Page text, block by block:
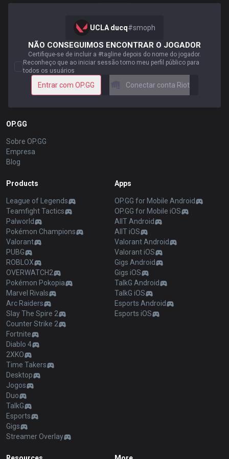
UCLA ducq#smoph
NÃO CONSEGUIMOS ENCONTRAR O JOGADOR
Certifique-se de incluir a #tagline depois do nome do jogador.
Reconheço que ao iniciar sessão torno meu perfil público para
todos os usuários
Entrar com OP.GG Conectar conta Riot
OP.GG
Sobre OP.GG
Empresa
Blog
Products
League of Legends
Teamfight Tactics
Palworld
Pokémon Champions
Valorant
PUBG
ROBLOX
OVERWATCH2
Pokémon Pokopia
Marvel Rivals
Arc Raiders
Slay The Spire 2
Counter Strike 2
Fortnite
Diablo 4
2XKO
Time Takers
Desktop
Jogos
Duo
TalkG
Esports
Gigs
Streamer Overlay
Apps
OP.GG for Mobile Android
OP.GG for Mobile iOS
AllT Android
AllT iOS
Valorant Android
Valorant iOS
Gigs Android
Gigs iOS
TalkG Android
TalkG iOS
Esports Android
Esports iOS